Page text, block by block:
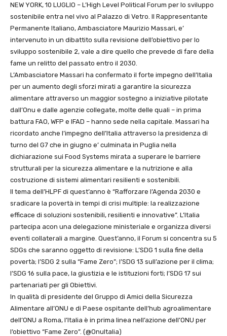
NEW YORK, 10 LUGLIO – L’High Level Political Forum per lo sviluppo
sostenibile entra nel vivo al Palazzo di Vetro. Il Rappresentante
Permanente Italiano, Ambasciatore Maurizio Massari, e’
intervenuto in un dibattito sulla revisione dell’obiettivo per lo
sviluppo sostenibile 2, vale a dire quello che prevede di fare della
fame un relitto del passato entro il 2030.
L’Ambasciatore Massari ha confermato il forte impegno dell’Italia
per un aumento degli sforzi mirati a garantire la sicurezza
alimentare attraverso un maggior sostegno a iniziative pilotate
dall’Onu e dalle agenzie collegate, molte delle quali – in prima
battura FAO, WFP e IFAD – hanno sede nella capitale. Massari ha
ricordato anche l’impegno dell’Italia attraverso la presidenza di
turno del G7 che in giugno e’ culminata in Puglia nella
dichiarazione sui Food Systems mirata a superare le barriere
strutturali per la sicurezza alimentare e la nutrizione e alla
costruzione di sistemi alimentari resilienti e sostenibili.
Il tema dell’HLPF di quest’anno è “Rafforzare l’Agenda 2030 e
sradicare la povertà in tempi di crisi multiple: la realizzazione
efficace di soluzioni sostenibili, resilienti e innovative”. L’Italia
partecipa acon una delegazione ministeriale e organizza diversi
eventi collaterali a margine. Quest’anno, il Forum si concentra su 5
SDGs che saranno oggetto di revisione: L’SDG 1 sulla fine della
povertà; l’SDG 2 sulla “Fame Zero”; l’SDG 13 sull’azione per il clima;
l’SDG 16 sulla pace, la giustizia e le istituzioni forti; l’SDG 17 sui
partenariati per gli Obiettivi.
In qualità di presidente del Gruppo di Amici della Sicurezza
Alimentare all’ONU e di Paese ospitante dell’hub agroalimentare
dell’ONU a Roma, l’Italia è in prima linea nell’azione dell’ONU per
l’obiettivo “Fame Zero”. (@OnuItalia)